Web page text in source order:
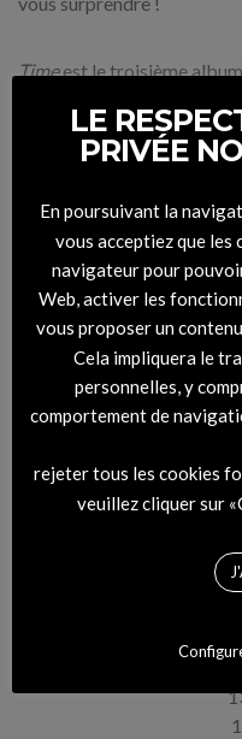
Timeest le troisième
et compositeur de jazz
Thundercat, le
l’on retrouve sur « When
Album
1. Weird
2. When You’re
3.
5. Real Life
6.
8. Last
9.
12. Trying Not
LE
PRIVÉE
En poursuivant la
vous acceptiez que
navigateur pour
Web, activer les
vous proposer un
Cela impliquera le
personnelles, y
comportement de
rejeter tous les cookies
veuillez cliquer sur